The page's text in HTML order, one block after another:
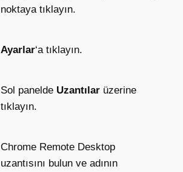
noktaya tıklayın.
Ayarlar‘a tıklayın.
Sol panelde Uzantılar üzerine
tıklayın.
Chrome Remote Desktop
uzantısını bulun ve adının